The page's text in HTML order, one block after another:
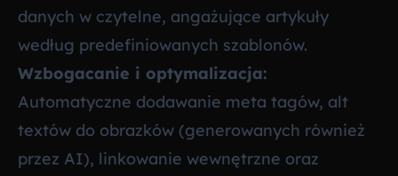
danych w czytelne, angażujące artykuły
według predefiniowanych szablonów.
Wzbogacanie i optymalizacja:
Automatyczne dodawanie meta tagów, alt
textów do obrazków (generowanych również
przez AI), linkowanie wewnętrzne oraz